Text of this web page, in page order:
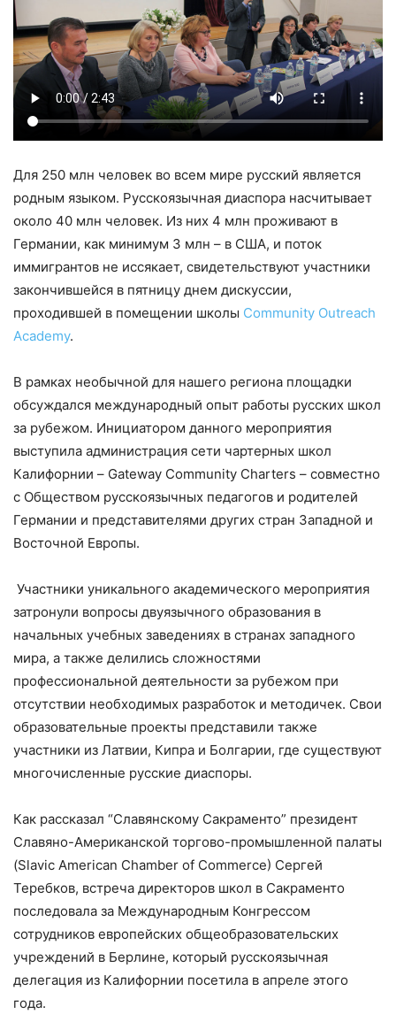
Для 250 млн человек во всем мире русский является
родным языком. Русскоязычная диаспора насчитывает
около 40 млн человек. Из них 4 млн проживают в
Германии, как минимум 3 млн – в США, и поток
иммигрантов не иссякает, свидетельствуют участники
закончившейся в пятницу днем дискуссии,
проходившей в помещении школы Community Outreach
Academy.
В рамках необычной для нашего региона площадки
обсуждался международный опыт работы русских школ
за рубежом. Инициатором данного мероприятия
выступила администрация сети чартерных школ
Калифорнии – Gateway Community Charters – совместно
с Обществом русскоязычных педагогов и родителей
Германии и представителями других стран Западной и
Восточной Европы.
Участники уникального академического мероприятия
затронули вопросы двуязычного образования в
начальных учебных заведениях в странах западного
мира, а также делились сложностями
профессиональной деятельности за рубежом при
отсутствии необходимых разработок и методичек. Свои
образовательные проекты представили также
участники из Латвии, Кипра и Болгарии, где существуют
многочисленные русские диаспоры.
Как рассказал “Славянскому Сакраменто” президент
Славяно-Американской торгово-промышленной палаты
(Slavic American Chamber of Commerce) Сергей
Теребков, встреча директоров школ в Сакраменто
последовала за Международным Конгрессом
сотрудников европейских общеобразовательских
учреждений в Берлине, который русскоязычная
делегация из Калифорнии посетила в апреле этого
года.